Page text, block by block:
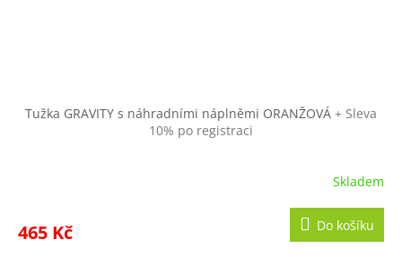
Tužka GRAVITY s náhradními náplněmi ORANŽOVÁ + Sleva
10% po registraci
Skladem
465 Kč Do košíku